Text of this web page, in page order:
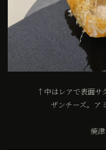
↑中はレアで表面サ
ザンチーズ。ア
焼